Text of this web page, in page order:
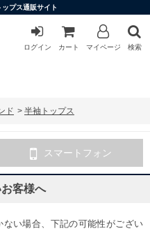
プス通販サイト
ログイン カート マイページ 検索
ド > 半袖トップス
スマートフォン
客様へ
い場合、下記の可能性がござい